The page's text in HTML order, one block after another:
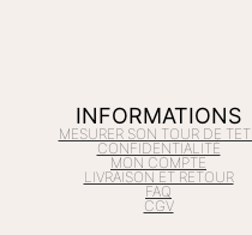
INFORMATIONS
MESURER SON TOUR DE
CONFIDENTIALITÉ
MON COMPTE
LIVRAISON ET RETOUR
FAQ
CGV